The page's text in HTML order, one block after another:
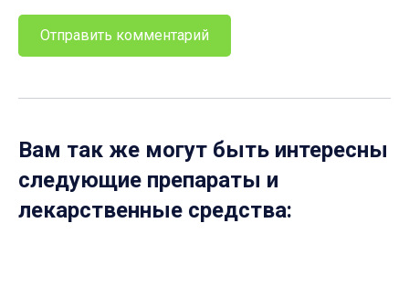
Вам так же могут быть интересны
следующие препараты и
лекарственные средства: